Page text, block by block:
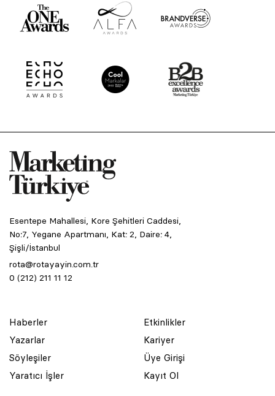
Esentepe Mahallesi, Kore Şehitleri Caddesi,
No:7, Yegane Apartmanı, Kat: 2, Daire: 4,
Şişli/İstanbul
rota@rotayayin.com.tr
0 (212) 211 11 12
Haberler
Yazarlar
Söyleşiler
Yaratıcı İşler
Etkinlikler
Kariyer
Üye Girişi
Kayıt Ol